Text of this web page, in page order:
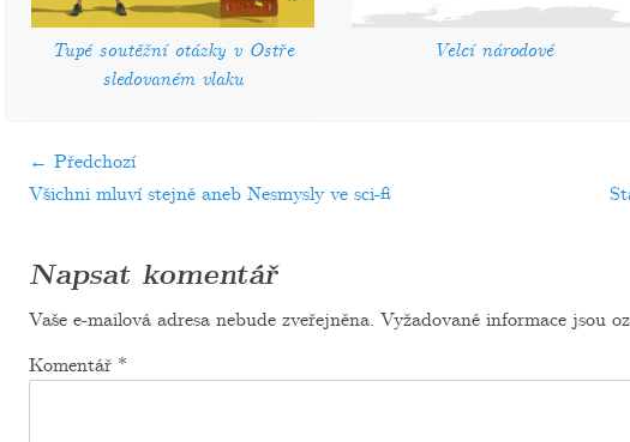
Tupé soutěžní otázky v Ostře
sledovaném vlaku
Velcí národové
Navigace
pro
← Předchozí
Předchozí
Všichni mluví stejně aneb Nesmysly ve sci-fi
Napsat komentář
Vaše e-mailová adresa nebude zveřejněna. Vyžadované informace jsou
Komentář *